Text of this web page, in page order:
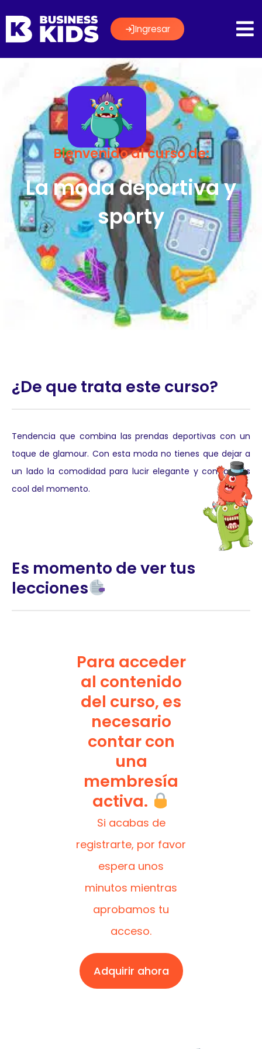
Ingresar
Bienvenido al curso de:
La moda deportiva y
sporty
¿De que trata este curso?
Tendencia que combina las prendas deportivas con un
toque de glamour. Con esta moda no tienes que dejar a
un lado la comodidad para lucir elegante y con lo más
cool del momento.
Es momento de ver tus
lecciones
Para acceder
al contenido
del curso, es
necesario
contar con
una
membresía
activa.
Si acabas de
registrarte, por favor
espera unos
minutos mientras
aprobamos tu
acceso.
Adquirir ahora